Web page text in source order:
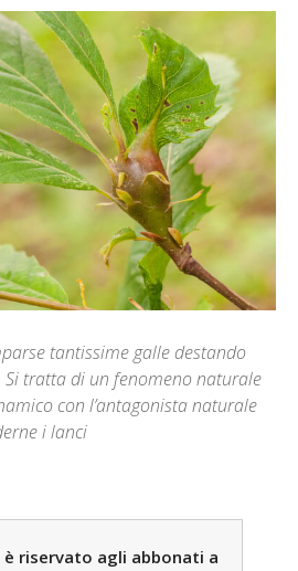
tantissime galle destando
tratta di un fenomeno naturale
con l’antagonista naturale
i lanci
riservato agli abbonati a